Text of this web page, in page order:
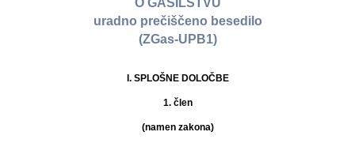
uradno prečiščeno besedilo
(ZGas-UPB1)
I. SPLOŠNE DOLOČBE
1. člen
(namen zakona)